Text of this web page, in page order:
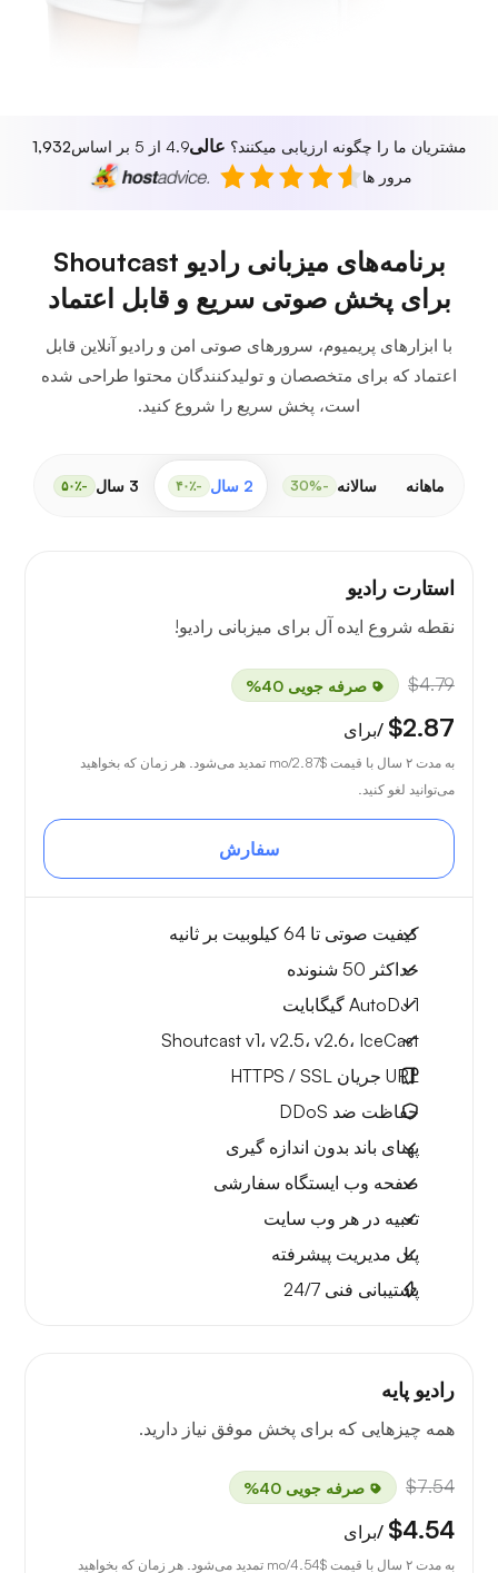
مشتریان ما را چگونه ارزیابی میکنند؟ عالی4.9 از 5 بر اساس
1,932
مرور ها
برنامه‌های میزبانی رادیو Shoutcast
برای پخش صوتی سریع و قابل اعتماد
با ابزارهای پریمیوم، سرورهای صوتی امن و رادیو آنلاین قابل
اعتماد که برای متخصصان و تولیدکنندگان محتوا طراحی شده
است، پخش سریع را شروع کنید.
ماهانه سالانه -30% 2 سال -۴۰٪ 3 سال -۵۰٪
استارت رادیو
نقطه شروع ایده آل برای میزبانی رادیو!
$4.79 صرفه جویی 40%
$2.87 /برای
به مدت ۲ سال با قیمت $2.87
/mo تمدید می‌شود. هر زمان که بخواهید
می‌توانید لغو کنید.
سفارش
کیفیت صوتی تا 64 کیلوبیت بر ثانیه
حداکثر 50 شنونده
AutoDJ 1 گیگابایت
Shoutcast v1، v2.5، v2.6، IceCast
URL جریان HTTPS / SSL
حفاظت ضد DDoS
پهنای باند بدون اندازه گیری
صفحه وب ایستگاه سفارشی
تعبیه در هر وب سایت
پنل مدیریت پیشرفته
پشتیبانی فنی 24/7
رادیو پایه
همه چیزهایی که برای پخش موفق نیاز دارید.
$7.54 صرفه جویی 40%
$4.54 /برای
به مدت ۲ سال با قیمت $4.54 /mo تمدید می‌شود. هر زمان که بخواهید